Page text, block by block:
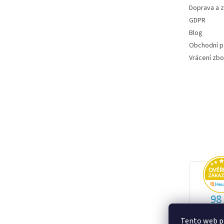
Tento web
Doprava a
GDPR
Blog
Obchodní
Vrácení